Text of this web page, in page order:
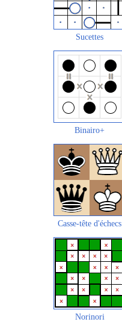
Sucettes
Binairo+
Casse-tête d'échecs
Norinori